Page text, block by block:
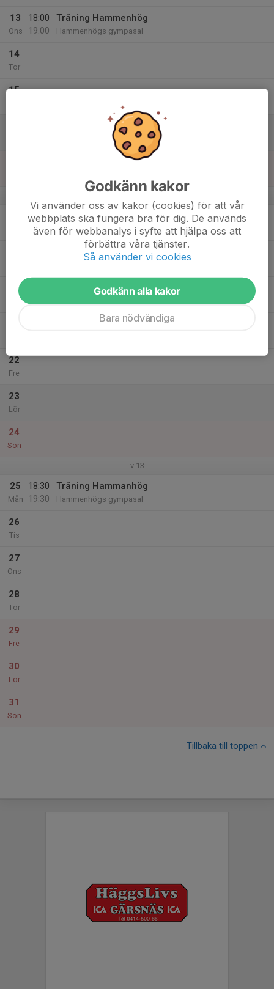
13
Ons
18:00
19:00
Träning Hammenhög
Hammenhögs gympasal
14
Tor
15
Borrby/Hammenhög träningsmatch
Hammenhög gympasal
18:30
19:30
Träning Hammanhög
Hammenhögs gympasal
20
Ons
Träning Hammenhög
22
Fre
23
Lör
24
Sön
v.13
25
Mån
18:30
19:30
Träning Hammanhög
Hammenhögs gympasal
26
Tis
27
Ons
28
Tor
29
Fre
30
Lör
31
Sön
Tillbaka till toppen
Godkänn kakor
Vi använder oss av kakor (cookies) för att vår
webbplats ska fungera bra för dig. De används
även för webbanalys i syfte att hjälpa oss att
förbättra våra tjänster.
Så använder vi cookies
Godkänn alla kakor
Bara nödvändiga